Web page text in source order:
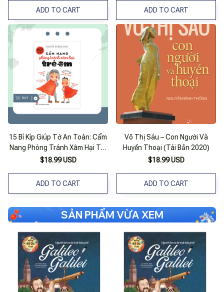
ADD TO CART ADD TO CART
15 Bí Kíp Giúp Tớ An Toàn: Cẩm
Nang Phòng Tránh Xâm Hại Trẻ
Em
$18.99 USD
ADD TO CART
Võ Thị Sáu – Con Người Và
Huyền Thoại (Tái Bản 2020)
$18.99 USD
ADD TO CART
SẢN PHẨM VỪA XEM